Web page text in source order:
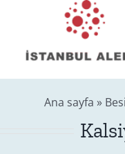
content
Ana sayfa »